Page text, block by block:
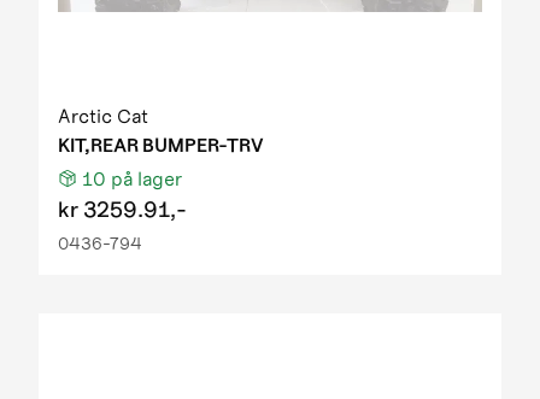
Arctic Cat
KIT,REAR BUMPER-TRV
10 på lager
kr 3259.91,-
0436-794